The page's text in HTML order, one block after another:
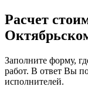
Расчет
Заполните форму,
работ. В ответ Вы
исполнителей.